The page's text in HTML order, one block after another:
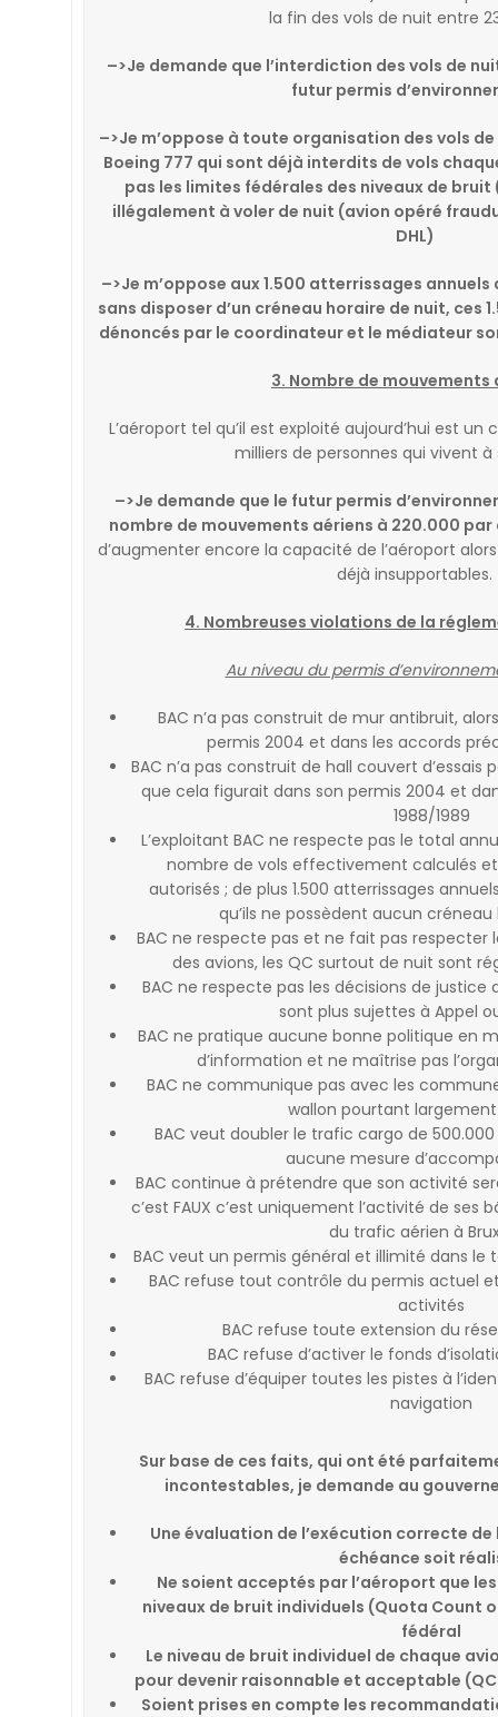
la fin des vols de nuit entre
–>Je demande que l’interdiction des vols de
futur permis
–>Je m’oppose à toute organisation des vols
Boeing 777 qui sont déjà interdits de vols
pas les limites fédérales des niveaux de
illégalement à voler de nuit (avion opéré
DHL)
–>Je m’oppose aux 1.500 atterrissages
sans disposer d’un créneau horaire de nuit, ces
dénoncés par le coordinateur et le médiateur
3. Nombre de mouvements
L’aéroport tel qu’il est exploité aujourd’hui est
milliers de personnes qui vivent à
–>Je demande que le futur permis
nombre de mouvements aériens à 220.000 par
d’augmenter encore la capacité de l’aéroport
déjà insupportables.
4. Nombreuses violations de la
Au niveau du permis
BAC n’a pas construit de mur antibruit,
permis 2004 et dans les accords
BAC n’a pas construit de hall couvert d’essais
que cela figurait dans son permis 2004 et
1988/1989
L’exploitant BAC ne respecte pas le total
nombre de vols effectivement calculés
autorisés ; de plus 1.500 atterrissages
qu’ils ne possèdent aucun
BAC ne respecte pas et ne fait pas respecter
des avions, les QC surtout de nuit sont
BAC ne respecte pas les décisions de
sont plus sujettes à Appel
BAC ne pratique aucune bonne politique en
d’information et ne maîtrise pas
BAC ne communique pas avec les
wallon pourtant
BAC veut doubler le trafic cargo de
aucune mesure
BAC continue à prétendre que son activité
c’est FAUX c’est uniquement l’activité de
du trafic aérien à
BAC veut un permis général et illimité dans
BAC refuse tout contrôle du permis actuel
activités
BAC refuse toute extension du
BAC refuse d’activer le fonds
BAC refuse d’équiper toutes les pistes à
navigation
Sur base de ces faits, qui ont été
incontestables, je demande au
Une évaluation de l’exécution correcte
échéance soit
Ne soient acceptés par l’aéroport que
niveaux de bruit individuels (Quota Count
fédéral
Le niveau de bruit individuel de chaque
pour devenir raisonnable et acceptable (QC
Soient prises en compte les